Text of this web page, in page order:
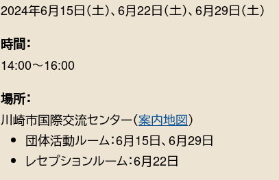
2024年6月15日（土）、6月22日（土）、6月29日（土）
時間：
14:00〜16:00
場所：
川崎市国際交流センター（案内地図）
団体活動ルーム：6月15日、6月29日
レセプションルーム：6月22日